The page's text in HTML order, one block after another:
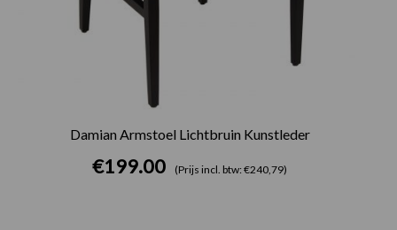
Damian Armstoel Lichtbruin Kunstleder
€199.00 (Prijs incl. btw: €240,79)